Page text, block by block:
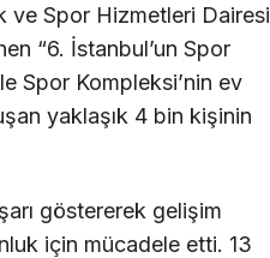
ve Spor Hizmetleri Dairesi
“6. İstanbul’un Spor
Spor Kompleksi’nin ev
yaklaşık 4 bin kişinin
göstererek gelişim
için mücadele etti. 13